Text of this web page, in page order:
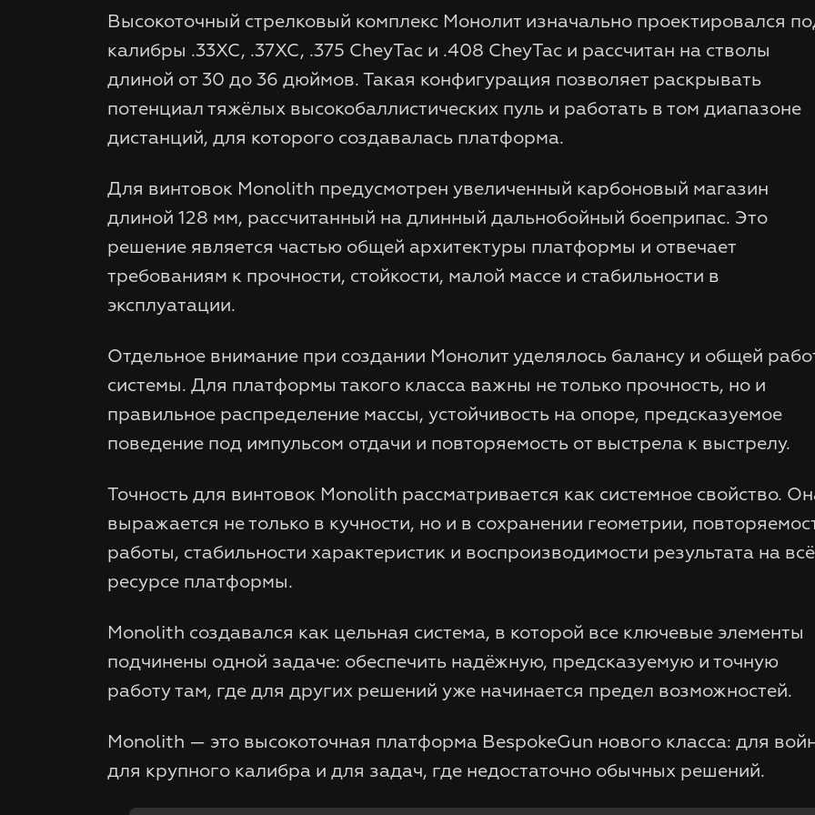
Высокоточный стрелковый комплекс Монолит изначально проектировался
калибры .33XC, .37XC, .375 CheyTac и .408 CheyTac и рассчитан на стволы
длиной от 30 до 36 дюймов. Такая конфигурация позволяет раскрывать
потенциал тяжёлых высокобаллистических пуль и работать в том диапазоне
дистанций, для которого создавалась платформа.
Для винтовок Monolith предусмотрен увеличенный карбоновый магазин
длиной 128 мм, рассчитанный на длинный дальнобойный боеприпас. Это
решение является частью общей архитектуры платформы и отвечает
требованиям к прочности, стойкости, малой массе и стабильности в
эксплуатации.
Отдельное внимание при создании Монолит уделялось балансу и общей
системы. Для платформы такого класса важны не только прочность, но и
правильное распределение массы, устойчивость на опоре, предсказуемое
поведение под импульсом отдачи и повторяемость от выстрела к выстрелу.
Точность для винтовок Monolith рассматривается как системное свойство.
выражается не только в кучности, но и в сохранении геометрии,
работы, стабильности характеристик и воспроизводимости результата на
ресурсе платформы.
Monolith создавался как цельная система, в которой все ключевые элементы
подчинены одной задаче: обеспечить надёжную, предсказуемую и точную
работу там, где для других решений уже начинается предел возможностей.
Monolith — это высокоточная платформа BespokeGun нового класса: для
для крупного калибра и для задач, где недостаточно обычных решений.